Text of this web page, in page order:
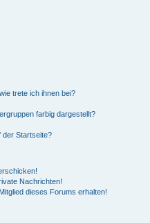
trete ich ihnen bei?
farbig dargestellt?
der Startseite?
Nachrichten!
dieses Forums erhalten!